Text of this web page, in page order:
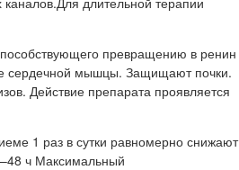
превращению в ренин
сердечной мышцы. Защищают почки.
Действие препарата проявляется
1 раз в сутки равномерно снижают
ч Максимальный